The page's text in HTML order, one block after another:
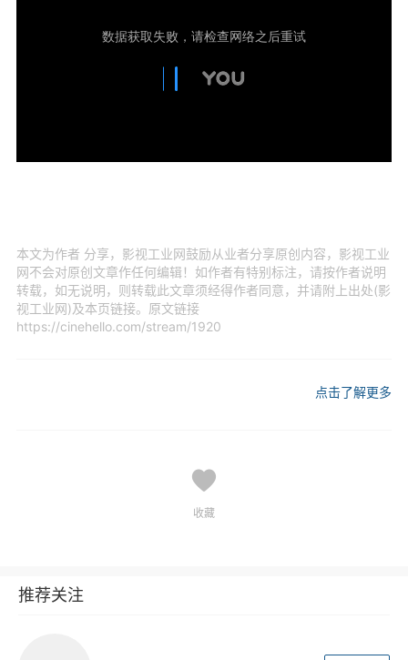
本文为作者 分享，影视工业网鼓励从业者分享原创内容，影视工业
网不会对原创文章作任何编辑！如作者有特别标注，请按作者说明
转载，如无说明，则转载此文章须经得作者同意，并请附上出处(影
视工业网)及本页链接。原文链接
https://cinehello.com/stream/1920
点击了解更多
收藏
推荐关注